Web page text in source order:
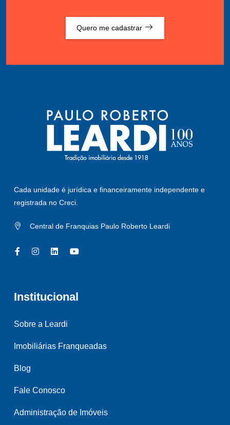
Quero me cadastrar
Cada unidade é jurídica e financeiramente independente e
registrada no Creci.
Central de Franquias Paulo Roberto Leardi
Institucional
Sobre a Leardi
Imobiliárias Franqueadas
Blog
Fale Conosco
Administração de Imóveis